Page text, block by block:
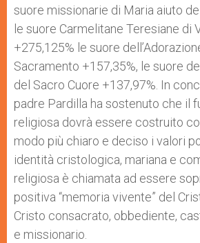
suore missionarie di Maria aiuto
le suore Carmelitane Teresiane di
+275,125% le suore
Sacramento +157,35%, le suore
del Sacro Cuore +137,97%. In
padre Pardilla ha sostenuto che il
religiosa dovrà essere costruito
modo più chiaro e deciso i valori
identità cristologica, mariana e
religiosa è chiamata ad essere
positiva “memoria vivente” del
Cristo consacrato, obbediente,
e missionario.